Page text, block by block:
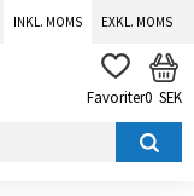
INKL. MOMS EXKL. MOMS
FAVORITER
0 SEK